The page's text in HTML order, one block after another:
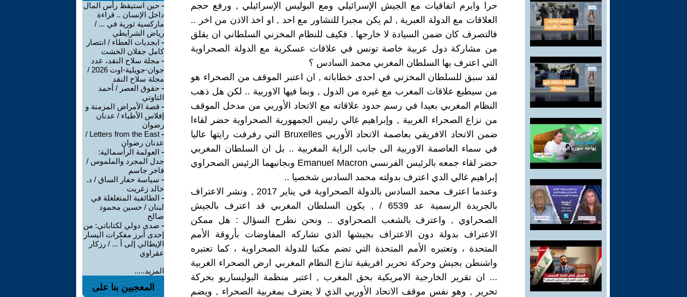
حرا وابرم اتفاقيات مع الجيش الإسرائيلي ومع البوليس الإسرائيلي , ورفع حجم
العلاقات مع الدولة العبرية , لم يكن مجبرا للتشاور مع احد , او اخذ الاذن من اخر ..
فالتصرف كان ضمن السيادة لا خارجها . فكيف للنظام المخزني السلطاني ان يقلق
من مشاركة دول عربية خاصة تونس في علاقات عسكرية مع الدولة الصحراوية
التي اعترف بها السلطان المغربي محمد السادس ؟
لقد سبق للسلطان المخزني في احدى خطاباته , ان اعتبر الموقف من الصحراء هو
من سيطبع علاقات المغرب مع غيره من الدول , وبما فيها الاوربية .. لكن هل ذهب
النظام المغربي بعيدا في رسم حدود علاقاته مع الاتحاد الأوربي من مدخل الموقف
من نزاع الصحراء الغربية , وإبراهيم غالي رئيس الجمهورية الصحراوية حضر لقاءا
ضمن الاتحاد الافريقي بعاصمة الاتحاد الأوربي Bruxelles التي رفرفت رايتها عاليا
في سماء العاصمة الاوربية الى جانب الراية المغربية .. بل ان السلطان المغربي
حضر لقاء جمعه بالرئيس الفرنسي Emanuel Macron وبجانبهما الرئيس الصحراوي
إبراهيم غالي الدي اعترف بدولته محمد السادس شخصيا ..
وعندما اعترف محمد السادس بالدولة الصحراوية في يناير 2017 , ونشر الاعتراف
بالجريدة الرسمية عد 6539 / , يكون السلطان المغربي قد اعترف بالجيش
الصحراوي , واعترف بالشعب الصحراوي .. ونحن نطرح السؤال : هل ممكن
الاعتراف بدولة دون الاعتراف بجيشها الذي تشاركه المفاوضات بأروقة الأمم
المتحدة ، وتعتبره الأمم المتحدة التي تضم مكتبا للدولة الصحراوية ، كما تعتبره
واشنطن بجيش وحركة تحرير افريقية تنازع النظام المغربي ارض الصحراء الغربية
... ان تقرير الخارجية الامريكية بحق المغرب , اعتبر منظمة البوليساريو بحركة
تحرير , وهو نفس موقف الاتحاد الأوربي الذي لا يعترف بمغربية الصحراء , ويضم
- حين استيقظ رأس المال
داخل الإنسان .. قراءة
ماركسية ثورية في ... /
رياض الشرايطي
- ابجديات العطاء / انتصار
كامل جفلان الخشت
- مجلة سلاح النقد، عدد
جوان-جويلية-اوت 2026 /
مجلة سلاح النقد
- حقوق العصر / أحمد
التاوتي
- قصة الأمراض المزمنة و
إفلاس الأطباء / عدنان
رضوان
-
Letters from the East /
عدنان رضوان
- العولمة الرأسمالية:
جدل المجرد والملموس /
فاخر جاسم
- سياسة حفار الساق / د.
خالد زغريت
- الطائفية المتغلغلة في
لبنان / حسين محمود
صالح
- صدى دولي لكتاباتي: من
إحدى أبرز مفكرات اليسار
الإيطالي إلى أ ... / رزكار
عقراوي
المزيد.....
المعجبين بنا على